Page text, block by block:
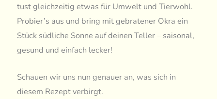
tust gleichzeitig etwas für Umwelt und Tierwohl.
Probier’s aus und bring mit gebratener Okra ein
Stück südliche Sonne auf deinen Teller – saisonal,
gesund und einfach lecker!
Schauen wir uns nun genauer an, was sich in
diesem Rezept verbirgt.